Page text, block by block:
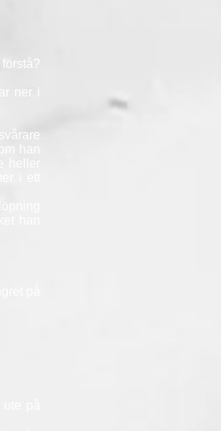
ner i
han
i ett
han
på